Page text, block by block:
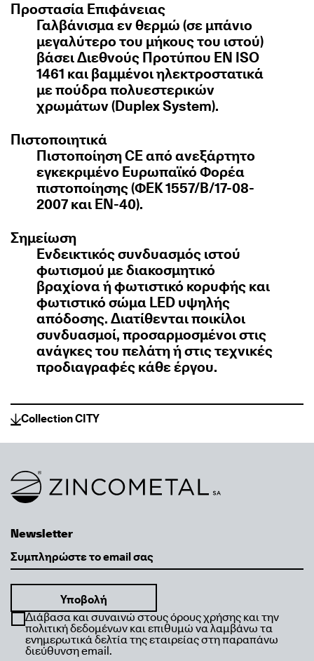
Προστασία Επιφάνειας
Γαλβάνισμα εν θερμώ (σε μπάνιο
μεγαλύτερο του μήκους του ιστού)
βάσει Διεθνούς Προτύπου EN ISO
1461 και βαμμένοι ηλεκτροστατικά
με πούδρα πολυεστερικών
χρωμάτων (Duplex System).
Πιστοποιητικά
Πιστοποίηση CE από ανεξάρτητο
εγκεκριμένο Ευρωπαϊκό Φορέα
πιστοποίησης (ΦΕΚ 1557/Β/17-08-
2007 και ΕΝ-40).
Σημείωση
Ενδεικτικός συνδυασμός ιστού
φωτισμού με διακοσμητικό
βραχίονα ή φωτιστικό κορυφής και
φωτιστικό σώμα LED υψηλής
απόδοσης. Διατίθενται ποικίλοι
συνδυασμοί, προσαρμοσμένοι στις
ανάγκες του πελάτη ή στις τεχνικές
προδιαγραφές κάθε έργου.
Collection CITY
Link to homepage
Newsletter
Διάβασα και συναινώ στους όρους χρήσης και την
πολιτική δεδομένων και επιθυμώ να λαμβάνω τα
ενημερωτικά δελτία της εταιρείας στη παραπάνω
διεύθυνση email.